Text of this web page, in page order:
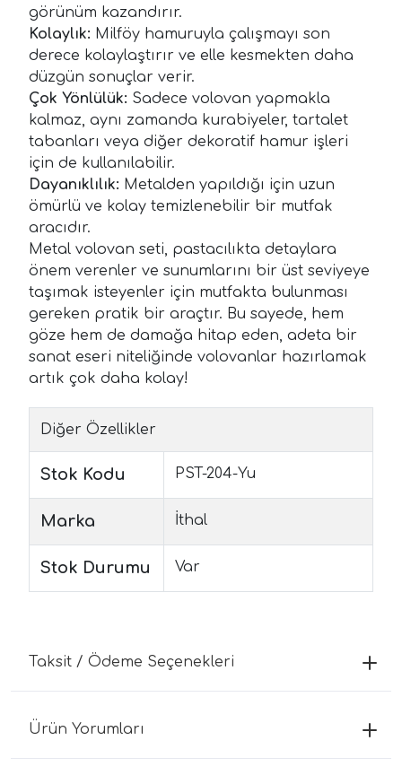
görünüm kazandırır.
Kolaylık: Milföy hamuruyla çalışmayı son
derece kolaylaştırır ve elle kesmekten daha
düzgün sonuçlar verir.
Çok Yönlülük: Sadece volovan yapmakla
kalmaz, aynı zamanda kurabiyeler, tartalet
tabanları veya diğer dekoratif hamur işleri
için de kullanılabilir.
Dayanıklılık: Metalden yapıldığı için uzun
ömürlü ve kolay temizlenebilir bir mutfak
aracıdır.
Metal volovan seti, pastacılıkta detaylara
önem verenler ve sunumlarını bir üst seviyeye
taşımak isteyenler için mutfakta bulunması
gereken pratik bir araçtır. Bu sayede, hem
göze hem de damağa hitap eden, adeta bir
sanat eseri niteliğinde volovanlar hazırlamak
artık çok daha kolay!
Diğer Özellikler
Stok Kodu PST-204-Yu
Marka İthal
Stok Durumu Var
Taksit / Ödeme Seçenekleri
Ürün Yorumları